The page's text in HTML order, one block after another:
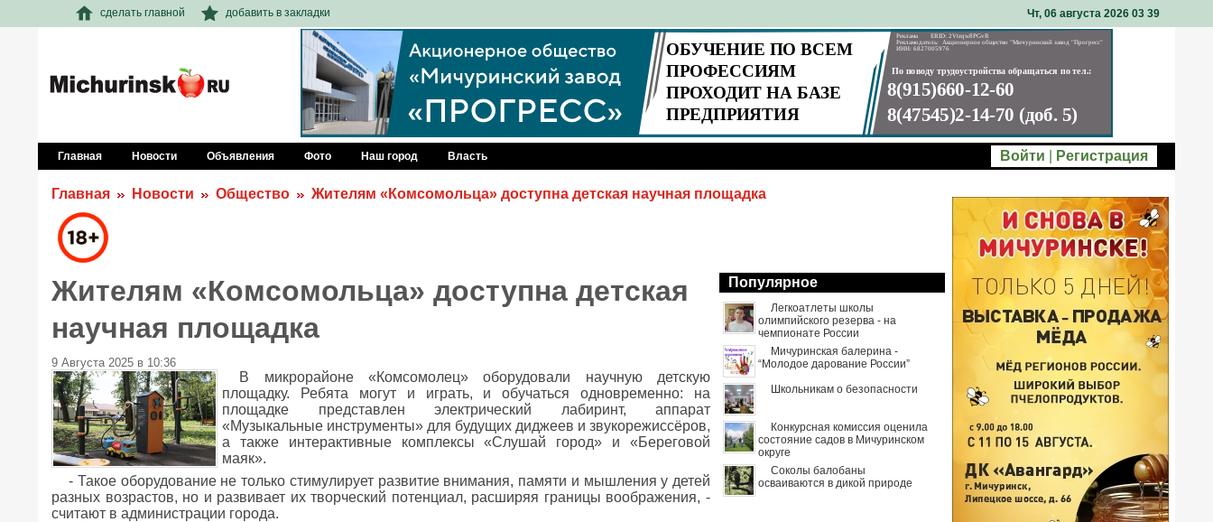
сделать главной добавить в закладки Чт, 06 августа 2026 03: 39
Главная Новости Объявления Фото Наш город Власть Войти Регистрация
Главная Новости Общество Жителям «Комсомольца» доступна детская научная площадка
Жителям «Комсомольца» доступна детская
научная площадка
9 Августа 2025 в 10:36
В микрорайоне «Комсомолец» оборудовали научную детскую
площадку. Ребята могут и играть, и обучаться одновременно: на
площадке представлен электрический лабиринт, аппарат
«Музыкальные инструменты» для будущих диджеев и звукорежиссёров,
а также интерактивные комплексы «Слушай город» и «Береговой
маяк».
- Такое оборудование не только стимулирует развитие внимания, памяти и мышления у детей
разных возрастов, но и развивает их творческий потенциал, расширяя границы воображения, -
считают в администрации города.
Популярное
Легкоатлеты школы
олимпийского резерва - на
чемпионате России
Мичуринская балерина -
“Молодое дарование России”
Школьникам о безопасности
Конкурсная комиссия оценила
состояние садов в Мичуринском
округе
Соколы балобаны
осваиваются в дикой природе